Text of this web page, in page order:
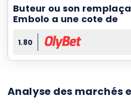
Buteur ou son
Embolo a une cote de
1.80
Analyse des marchés